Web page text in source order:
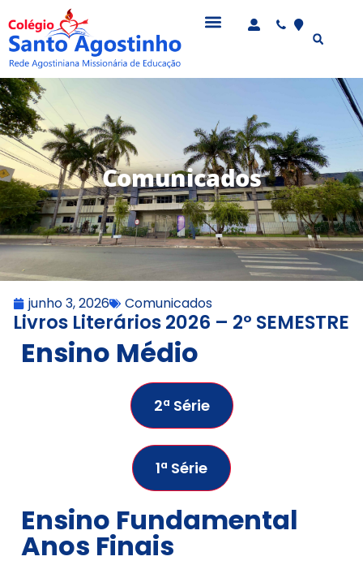
Comunicados
junho 3, 2026 Comunicados
Livros Literários 2026 – 2º SEMESTRE
Ensino Médio
2ª Série
1ª Série
Ensino Fundamental
Anos Finais